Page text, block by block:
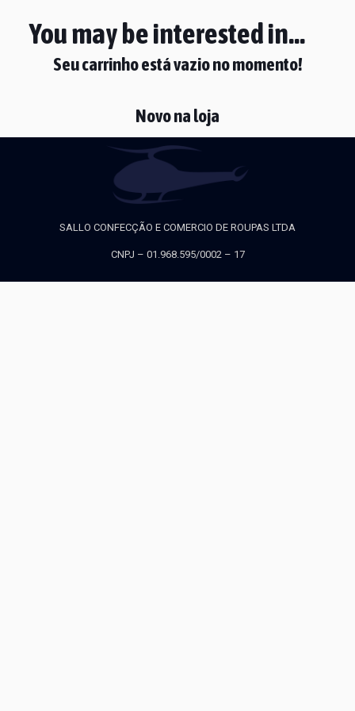
You may be interested in…
Seu carrinho está vazio no momento!
Novo na loja
SALLO CONFECÇÃO E COMERCIO DE ROUPAS LTDA
CNPJ – 01.968.595/0002 – 17